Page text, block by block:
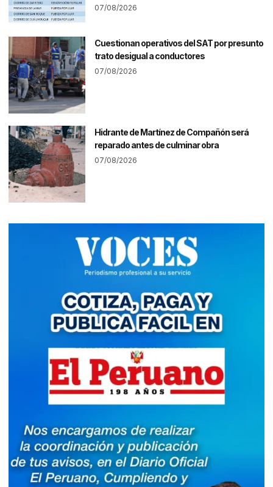
07/08/2026
Cuestionan operativos del SAT por presunto
trato desigual a conductores
07/08/2026
Hidrante de Martínez de Compañón será
reparado antes de culminar obra
07/08/2026